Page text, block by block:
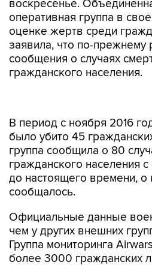
воскресенье.
оперативная группа в
оценке жертв среди
заявила, что по-прежнему
сообщения о случаях
гражданского населения.
группа сообщила о 80
гражданского населения с
до настоящего времени, о
сообщалось.
Официальные данные
Группа мониторинга
более 3000 гражданских
воздушными ударами